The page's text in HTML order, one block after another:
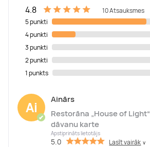
4.8
10 Atsauksmes
5 punkti
4 punkti
3 punkti
2 punkti
1 punkts
Ai
✔
Ainārs
Restorāna „House of Light“
dāvanu karte
Apstiprināts lietotājs
5.0 Lasīt vairāk ∨